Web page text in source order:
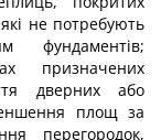
не потребують
фундаментів;
призначених
дверних або
площ за
перегородок,